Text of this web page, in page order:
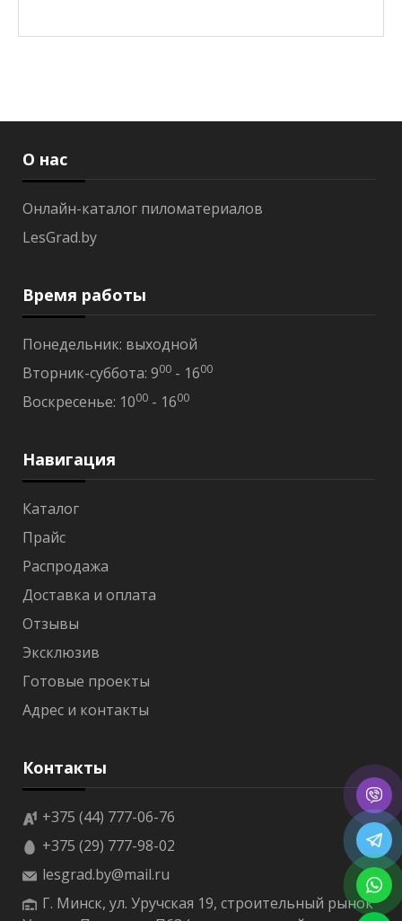
о
л
х
а
т
е
м
T
S
а
г
о
н
о
х
т
р
м
р
е
ч
а
а
г
о
н
к
с
о
с
О нас
Онлайн-каталог пиломатериалов
LesGrad.by
Время работы
Понедельник: выходной
Вторник-суббота: 900 - 1600
Воскресенье: 1000 - 1600
Навигация
Каталог
Прайс
Распродажа
Доставка и оплата
Отзывы
Эксклюзив
Готовые проекты
Адрес и контакты
Контакты
+375 (44) 777-06-76
+375 (29) 777-98-02
lesgrad.by@mail.ru
Г. Минск, ул. Уручская 19, строительный рынок